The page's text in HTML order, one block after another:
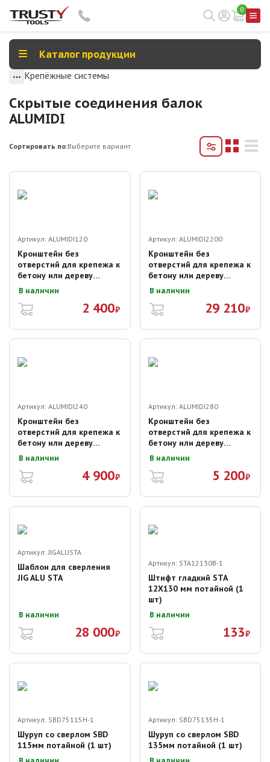
0
Каталог продукции
Крепёжные системы
Скрытые соединения балок
ALUMIDI
Сортировать по:Выберите вариант
Артикул: ALUMIDI120
Кронштейн без
отверстий для крепежа к
бетону или дереву
ALUMIDI 12cм
В наличии
2 400₽
Артикул: ALUMIDI2200
Кронштейн без
отверстий для крепежа к
бетону или дереву
ALUMIDI 2,2 м
В наличии
29 210₽
Артикул: ALUMIDI240
Кронштейн без
отверстий для крепежа к
бетону или дереву
ALUMIDI 24cм
В наличии
4 900₽
Артикул: ALUMIDI280
Кронштейн без
отверстий для крепежа к
бетону или дереву
ALUMIDI 28cм
В наличии
5 200₽
Артикул:JIGALUSTA
Шаблон для сверления
JIG ALU STA
В наличии
28 000₽
Артикул: STA12130B-1
Штифт гладкий STA
12X130 мм потайной (1
шт)
В наличии
133₽
Артикул: SBD75115H-1
Шуруп со сверлом SBD
115мм потайной (1 шт)
Артикул: SBD75135H-1
Шуруп со сверлом SBD
135мм потайной (1 шт)